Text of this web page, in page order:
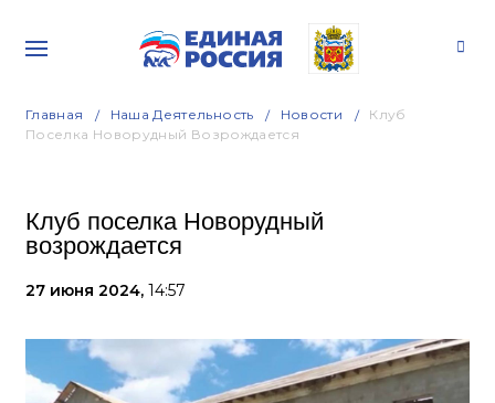
Главная Наша Деятельность Новости
Клуб
Поселка Новорудный Возрождается
Клуб поселка Новорудный
возрождается
27 июня 2024, 14:57